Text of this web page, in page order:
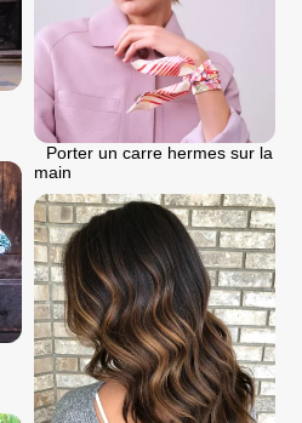
Porter un carre hermes sur la
main